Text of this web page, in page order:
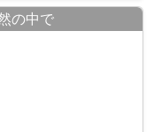
の中で